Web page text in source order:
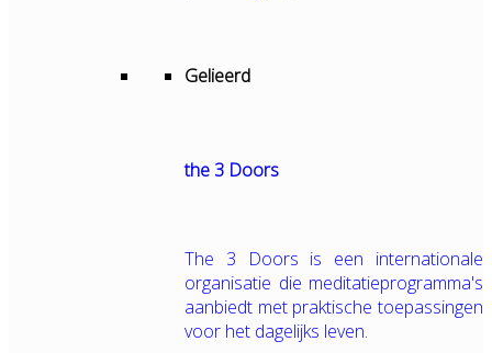
Gelieerd
the 3 Doors
The 3 Doors is een internationale
organisatie die meditatieprogramma's
aanbiedt met praktische toepassingen
voor het dagelijks leven.